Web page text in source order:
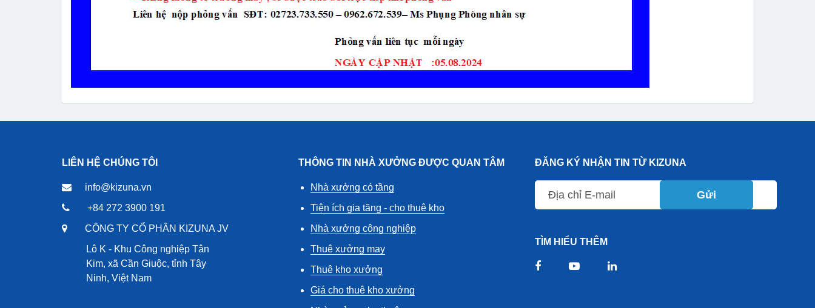
LIÊN HỆ CHÚNG TÔI
info@kizuna.vn
+84 272 3900 191
CÔNG TY CỔ PHẦN KIZUNA JV
Lô K - Khu Công nghiệp Tân
Kim, xã Cần Giuộc, tỉnh Tây
Ninh, Việt Nam
THÔNG TIN NHÀ XƯỞNG ĐƯỢC QUAN TÂM
Nhà xưởng có tầng
Tiện ích gia tăng - cho thuê kho
Nhà xưởng công nghiệp
Thuê xưởng may
Thuê kho xưởng
Giá cho thuê kho xưởng
ĐĂNG KÝ NHẬN TIN TỪ KIZUNA
Gửi
TÌM HIỂU THÊM